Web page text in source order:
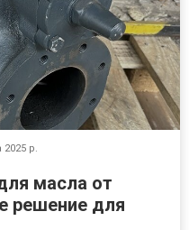
2025 р.
масла от
решение для